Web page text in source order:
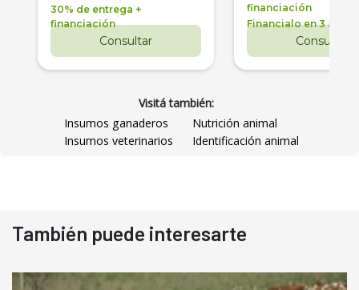
30% de entrega +
financiación
Consultar
financiación
Financialo en 3 años
Consultar
Visitá también:
Insumos ganaderos
Nutrición animal
Insumos veterinarios
Identificación animal
También puede interesarte